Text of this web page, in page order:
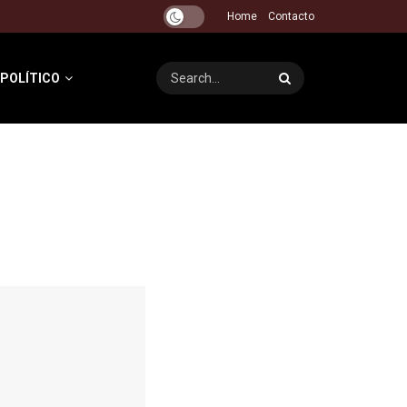
Home Contacto